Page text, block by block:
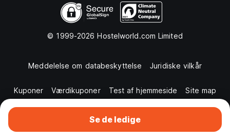
Se de ledige
© 1999-2026 Hostelworld.com Limited
Meddelelse om databeskyttelse Juridiske vilkår
Kuponer Værdikuponer Test af hjemmeside Site map